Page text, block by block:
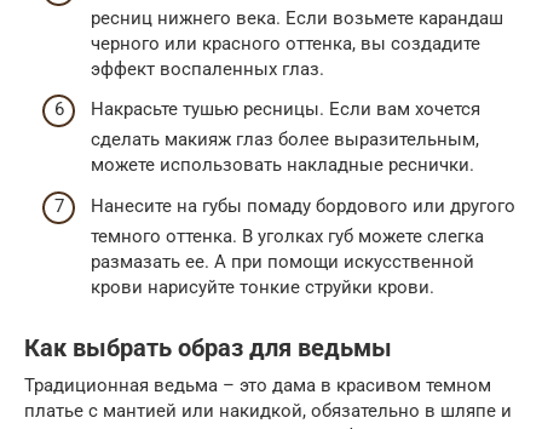
ресниц нижнего века. Если возьмете карандаш
черного или красного оттенка, вы создадите
эффект воспаленных глаз.
Накрасьте тушью ресницы. Если вам хочется
сделать макияж глаз более выразительным,
можете использовать накладные реснички.
Нанесите на губы помаду бордового или другого
темного оттенка. В уголках губ можете слегка
размазать ее. А при помощи искусственной
крови нарисуйте тонкие струйки крови.
Как выбрать образ для ведьмы
Традиционная ведьма – это дама в красивом темном
платье с мантией или накидкой, обязательно в шляпе и